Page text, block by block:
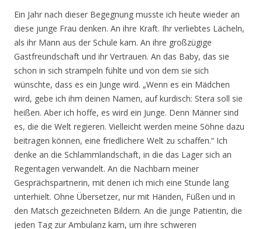
Ein Jahr nach dieser Begegnung musste ich heute wieder an
diese junge Frau denken. An ihre Kraft. Ihr verliebtes Lächeln,
als ihr Mann aus der Schule kam. An ihre großzügige
Gastfreundschaft und ihr Vertrauen. An das Baby, das sie
schon in sich strampeln fühlte und von dem sie sich
wünschte, dass es ein Junge wird. „Wenn es ein Mädchen
wird, gebe ich ihm deinen Namen, auf kurdisch: Stera soll sie
heißen. Aber ich hoffe, es wird ein Junge. Denn Männer sind
es, die die Welt regieren. Vielleicht werden meine Söhne dazu
beitragen können, eine friedlichere Welt zu schaffen.“ Ich
denke an die Schlammlandschaft, in die das Lager sich an
Regentagen verwandelt. An die Nachbarn meiner
Gesprächspartnerin, mit denen ich mich eine Stunde lang
unterhielt. Ohne Übersetzer, nur mit Händen, Füßen und in
den Matsch gezeichneten Bildern. An die junge Patientin, die
jeden Tag zur Ambulanz kam, um ihre schweren